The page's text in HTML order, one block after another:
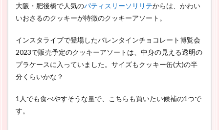
大阪・肥後橋で人気のパティスリーソリリテからは、かわい
いおさるのクッキーが特徴のクッキーアソート。
インスタライブで登場したバレンタインチョコレート博覧会
2023で販売予定のクッキーアソートは、中身の見える透明の
プラケースに入っていました。サイズもクッキー缶(大)の半
分くらいかな？
1人でも食べやすそうな量で、こちらも買いたい候補の1つで
す。